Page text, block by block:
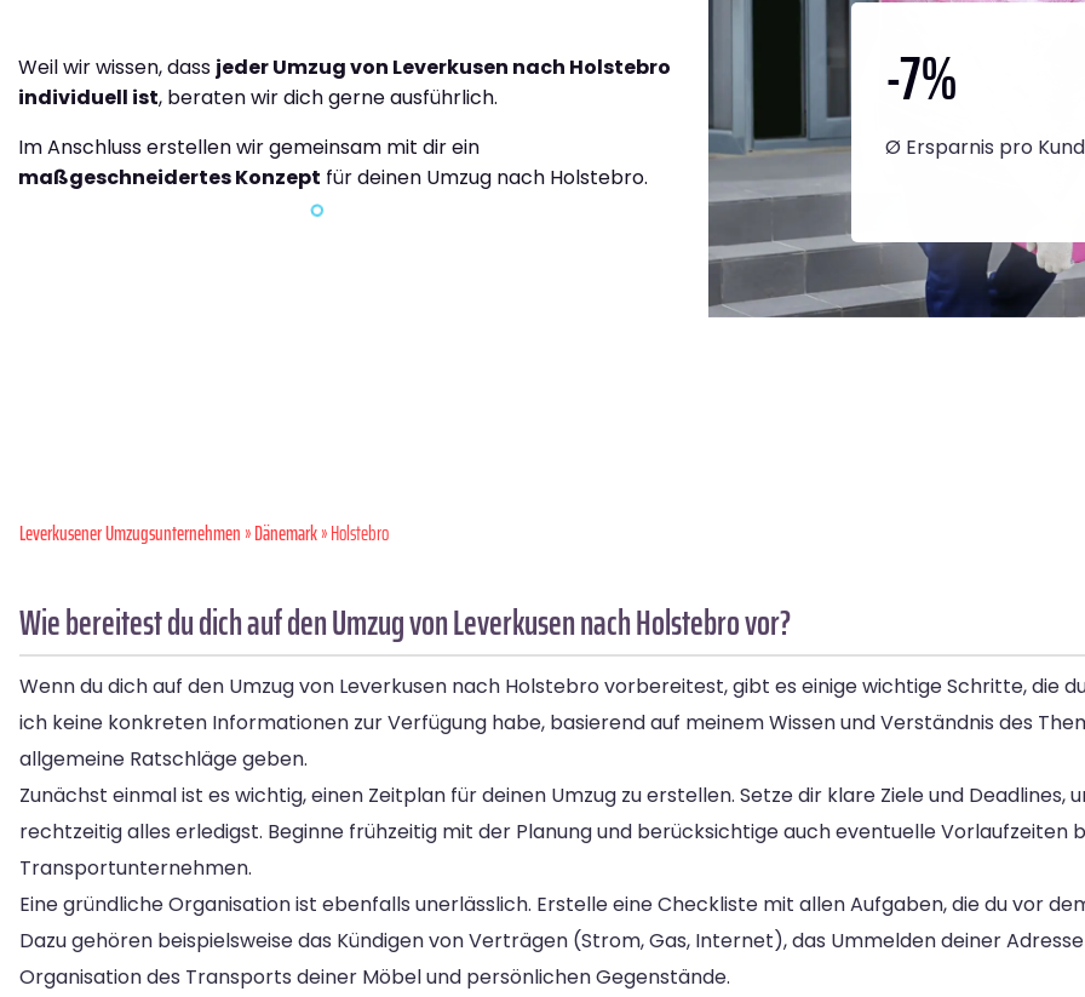
Weil wir wissen, dass jeder Umzug von Leverkusen nach Holstebro
individuell ist, beraten wir dich gerne ausführlich.
Im Anschluss erstellen wir gemeinsam mit dir ein
maßgeschneidertes Konzept für deinen Umzug nach Holstebro.
-7%
Ø Ersparnis pro
Leverkusener Umzugsunternehmen»Dänemark» Holstebro
Wie bereitest du dich auf den Umzug von Leverkusen nach Holstebro vor?
Wenn du dich auf den Umzug von Leverkusen nach Holstebro vorbereitest, gibt es einige wichtige Schritte, die
ich keine konkreten Informationen zur Verfügung habe, basierend auf meinem Wissen und Verständnis des
allgemeine Ratschläge geben.
Zunächst einmal ist es wichtig, einen Zeitplan für deinen Umzug zu erstellen. Setze dir klare Ziele und Deadlines,
rechtzeitig alles erledigst. Beginne frühzeitig mit der Planung und berücksichtige auch eventuelle Vorlaufzeiten
Transportunternehmen.
Eine gründliche Organisation ist ebenfalls unerlässlich. Erstelle eine Checkliste mit allen Aufgaben, die du vor
Dazu gehören beispielsweise das Kündigen von Verträgen (Strom, Gas, Internet), das Ummelden deiner
Organisation des Transports deiner Möbel und persönlichen Gegenstände.